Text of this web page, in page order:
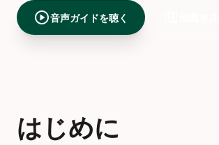
play_circle音声ガイドを聴く
はじめに